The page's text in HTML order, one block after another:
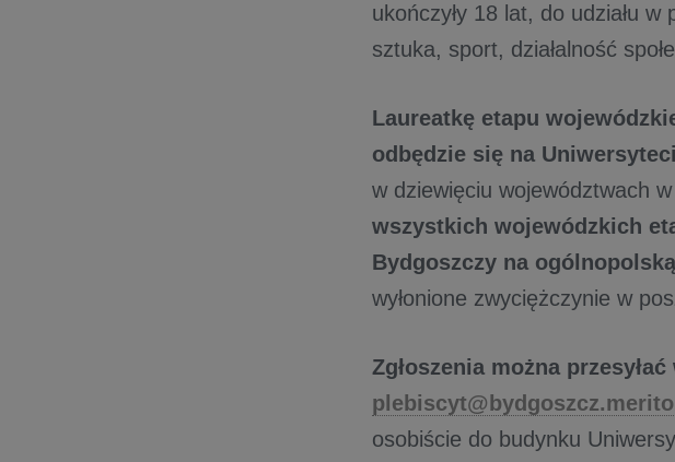
ukończyły 18 lat, do udziału
sztuka, sport, działalność
Laureatkę etapu
odbędzie się na
w dziewięciu województwach
wszystkich wojewódzkich
Bydgoszczy na
wyłonione zwyciężczynie w
Zgłoszenia można
osobiście do budynku